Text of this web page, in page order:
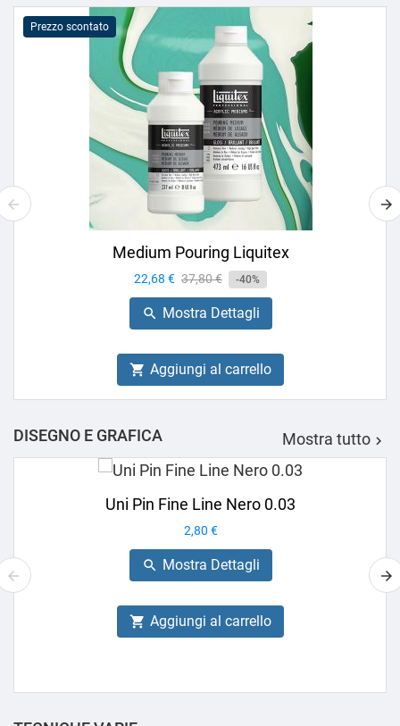
Prezzo scontato
Medium Pouring Liquitex
Prezzo
22,68 € Prezzo
base
37,80 € -40%
 Mostra Dettagli
 Aggiungi al carrello
DISEGNO E GRAFICA Mostra tutto 
Uni Pin Fine Line Nero 0.03
Prezzo
2,80 €
 Mostra Dettagli
 Aggiungi al carrello